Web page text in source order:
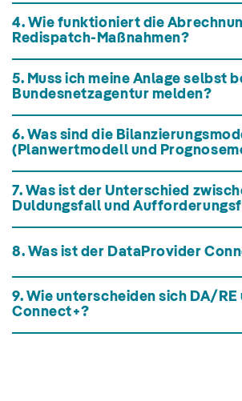
4. Wie funktioniert die
Redispatch-Maßnahmen?
5. Muss ich meine Anlage selbst
Bundesnetzagentur melden?
6. Was sind die
(Planwertmodell und
7. Was ist der Unterschied
Duldungsfall und
8. Was ist der DataProvider
9. Wie unterscheiden sich DA/RE
Connect+?